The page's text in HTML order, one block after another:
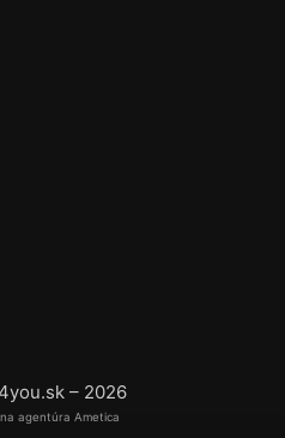
– 2026
agentúra Ametica